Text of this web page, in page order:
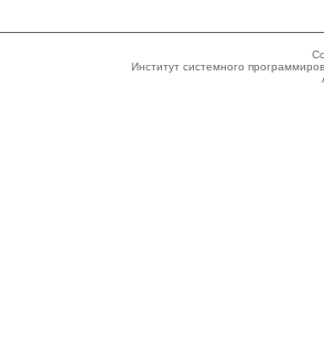
Институт системного